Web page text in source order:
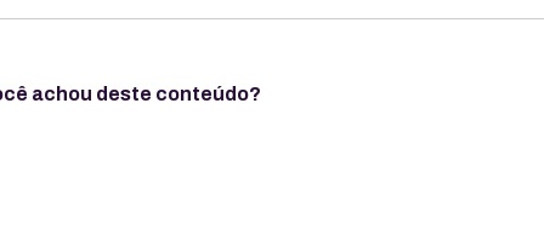
achou deste conteúdo?